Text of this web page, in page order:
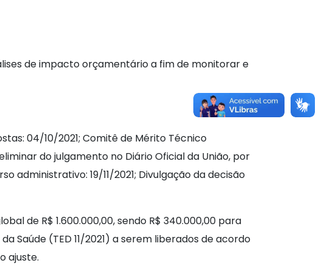
de impacto orçamentário a fim de monitorar e
04/10/2021; Comitê de Mérito Técnico
do julgamento no Diário Oficial da União, por
administrativo: 19/11/2021; Divulgação da decisão
de R$ 1.600.000,00, sendo R$ 340.000,00 para
Saúde (TED 11/2021) a serem liberados de acordo
ajuste.